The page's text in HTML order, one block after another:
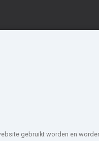
gebruikt worden en